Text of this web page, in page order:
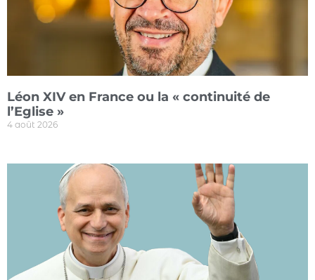
Léon XIV en France ou la « continuité de
l’Eglise »
4 août 2026